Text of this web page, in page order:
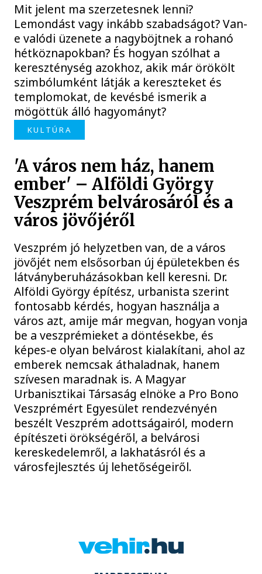
Mit jelent ma szerzetesnek lenni?
Lemondást vagy inkább szabadságot? Van-
e valódi üzenete a nagyböjtnek a rohanó
hétköznapokban? És hogyan szólhat a
kereszténység azokhoz, akik már örökölt
szimbólumként látják a kereszteket és
templomokat, de kevésbé ismerik a
mögöttük álló hagyományt?
KULTÚRA
'A város nem ház, hanem
ember' – Alföldi György
Veszprém belvárosáról és a
város jövőjéről
Veszprém jó helyzetben van, de a város
jövőjét nem elsősorban új épületekben és
látványberuházásokban kell keresni. Dr.
Alföldi György építész, urbanista szerint
fontosabb kérdés, hogyan használja a
város azt, amije már megvan, hogyan vonja
be a veszprémieket a döntésekbe, és
képes-e olyan belvárost kialakítani, ahol az
emberek nemcsak áthaladnak, hanem
szívesen maradnak is. A Magyar
Urbanisztikai Társaság elnöke a Pro Bono
Veszprémért Egyesület rendezvényén
beszélt Veszprém adottságairól, modern
építészeti örökségéről, a belvárosi
kereskedelemről, a lakhatásról és a
városfejlesztés új lehetőségeiről.